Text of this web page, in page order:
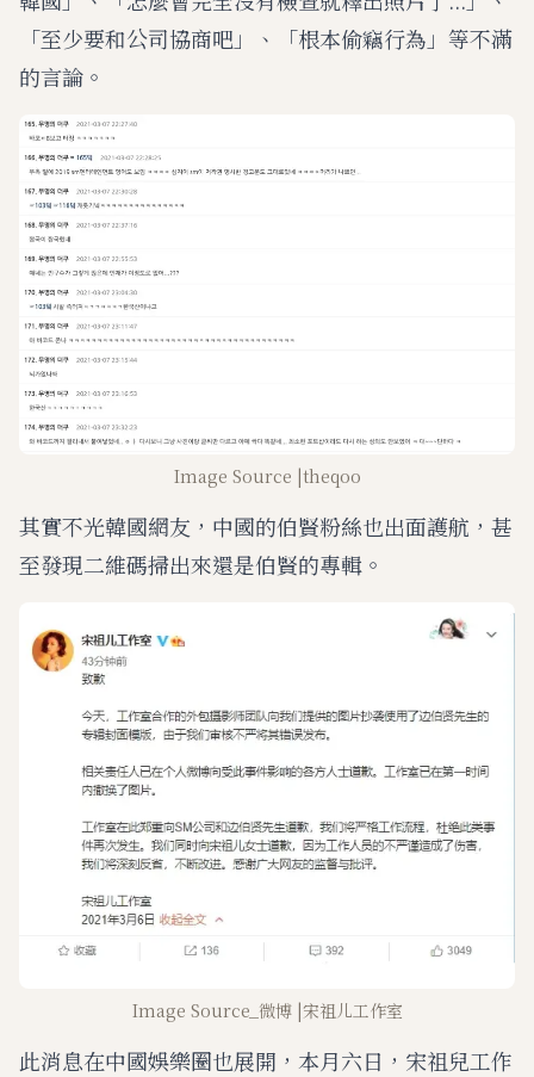
「至少要和公司協商吧」、「根本偷竊行為」等不滿
的言論。
Image Source |theqoo
其實不光韓國網友，中國的伯賢粉絲也出面護航，甚
至發現二維碼掃出來還是伯賢的專輯。
Image Source_微博 |宋祖儿工作室
此消息在中國娛樂圈也展開，本月六日，宋祖兒工作